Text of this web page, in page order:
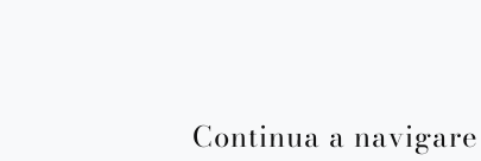
Continua a navigare